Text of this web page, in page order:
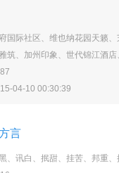
国际社区、维也纳花园天籁
筑、加州印象、世代锦江酒
04-10 00:30:39
言
、讯白、抿甜、挂苦、邦重